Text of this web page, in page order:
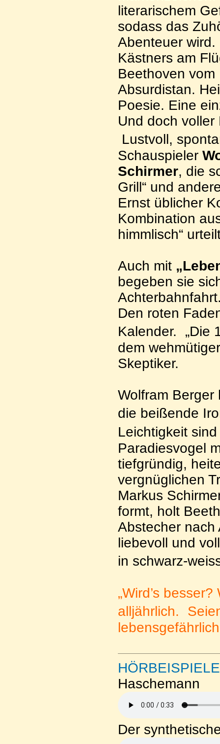
literarischem
sodass das
Abenteuer wird.
Kästners am
Beethoven
Absurdistan.
Poesie. Eine
Und doch voller
Lustvoll,
Schauspieler
Schirmer, die
Grill“ und
Ernst üblicher
Kombination
himmlisch“
Auch mit
begeben sie
Den roten
Kalender. „Die
dem
Skeptiker.
Wolfram
die beißende
Leichtigkeit
Paradiesvogel
tiefgründig,
vergnüglichen
Markus
formt, holt
Abstecher nach
liebevoll und
in schwarz-
„Wird’s
alljährlich.
HÖRBEISPIELE
Haschemann
Der